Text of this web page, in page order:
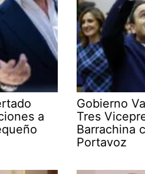
a
Gobierno
Tres
Barrachina
Portavoz